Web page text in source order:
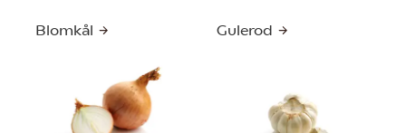
Blomkål Gulerod